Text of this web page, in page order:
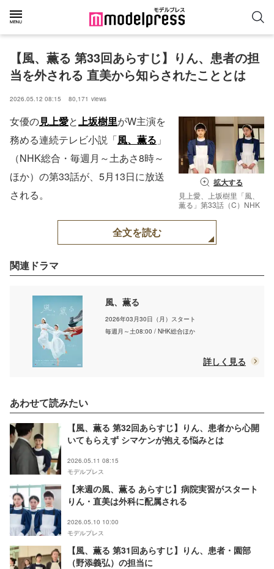
【風、薫る 第33回あらすじ】りん、患者の担
当を外される 直美から知らされたこととは
2026.05.12 08:15 80,171 views
拡大する
見上愛、上坂樹里「風、
薫る」第33話（C）NHK
女優の見上愛と上坂樹里がW主演を
務める連続テレビ小説「風、薫る 」
（NHK総合・毎週月～土あさ8時～
ほか）の第33話が、5月13日に放送
される。
全文を読む
関連ドラマ
風、薫る
2026年03月30日（月）スタート
毎週月～土08:00 / NHK総合ほか
詳しく見る
あわせて読みたい
【風、薫る 第32回あらすじ】りん、患者から心開
いてもらえず シマケンが抱える悩みとは
2026.05.11 08:15
モデルプレス
【来週の風、薫る あらすじ】病院実習がスタート
りん・直美は外科に配属される
2026.05.10 10:00
モデルプレス
【風、薫る 第31回あらすじ】りん、患者・園部
（野添義弘）の担当に